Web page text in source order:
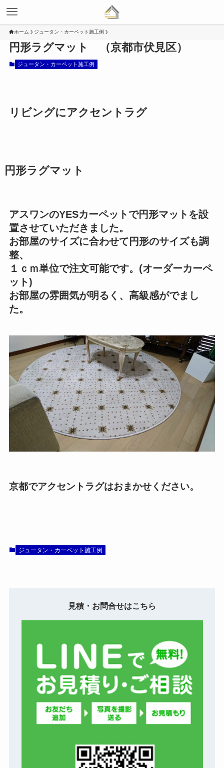
ホーム ジュータン・カーペット施工例
円形ラグマット （京都市伏見区）
ジュータン・カーペット施工例
リビングにアクセントラグ
円形ラグマット
アスワンのYESカーペットで円形マットを設
置させていただきました。
お部屋のサイズに合わせて円形のサイズも調
整、
１ｃｍ単位で注文可能です。(オーダーカーペ
ット)
お部屋の雰囲気が明るく、高級感がでまし
た。
京都でアクセントラグはおまかせください。
ジュータン・カーペット施工例
見積・お問合せはこちら